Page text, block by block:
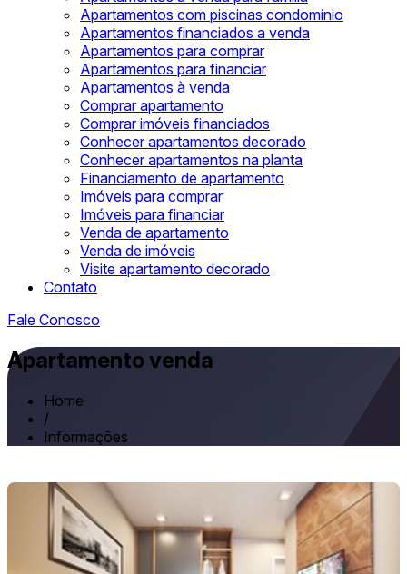
Apartamentos com piscinas condomínio
Apartamentos financiados a venda
Apartamentos para comprar
Apartamentos para financiar
Apartamentos à venda
Comprar apartamento
Comprar imóveis financiados
Conhecer apartamentos decorado
Conhecer apartamentos na planta
Financiamento de apartamento
Imóveis para comprar
Imóveis para financiar
Venda de apartamento
Venda de imóveis
Visite apartamento decorado
Contato
Fale Conosco
Apartamento venda
Home
/
Informações